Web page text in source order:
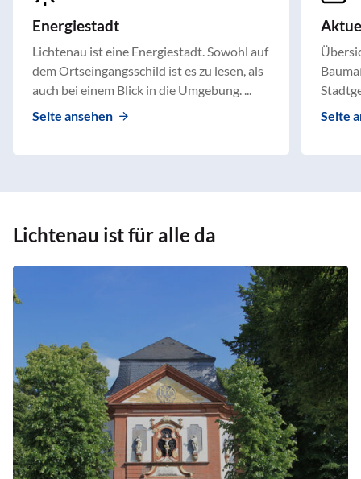
Energiestadt
Lichtenau ist eine Energiestadt. Sowohl auf
dem Ortseingangsschild ist es zu lesen, als
auch bei einem Blick in die Umgebung. ...
Seite ansehen
Seite
Lichtenau ist für alle da